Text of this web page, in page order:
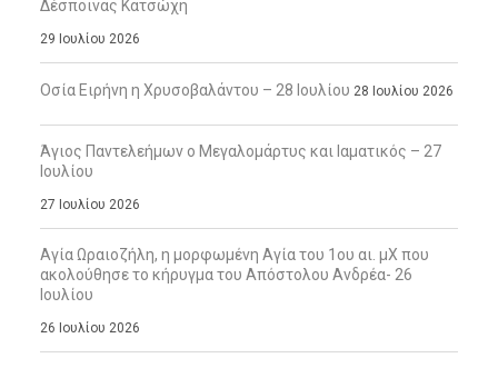
Δέσποινας Κατσώχη
29 Ιουλίου 2026
Οσία Ειρήνη η Χρυσοβαλάντου – 28 Ιουλίου 28 Ιουλίου 2026
Άγιος Παντελεήμων ο Μεγαλομάρτυς και Ιαματικός – 27
Ιουλίου
27 Ιουλίου 2026
Αγία Ωραιοζήλη, η μορφωμένη Αγία του 1ου αι. μΧ που
ακολούθησε το κήρυγμα του Απόστολου Ανδρέα- 26
Ιουλίου
26 Ιουλίου 2026